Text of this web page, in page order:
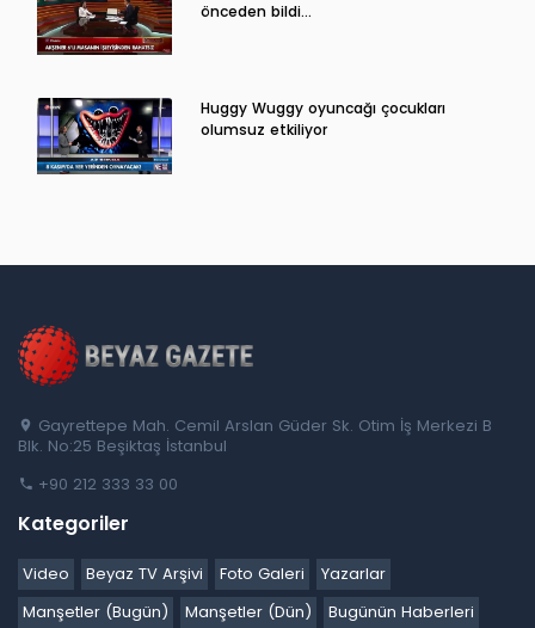
önceden bildi...
Huggy Wuggy oyuncağı çocukları
olumsuz etkiliyor
Gayrettepe Mah. Cemil Arslan Güder Sk. Otim İş Merkezi B
Blk. No:25 Beşiktaş İstanbul
+90 212 333 33 00
Kategoriler
Video Beyaz TV Arşivi Foto Galeri
Yazarlar
Manşetler (Bugün)
Manşetler (Dün)
Bugünün Haberleri